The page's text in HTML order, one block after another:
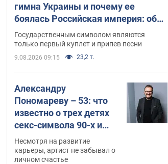
гимна Украины и почему ее
боялась Российская империя: об
этом не рассказывают в школе
Государственным символом являются
только первый куплет и припев песни
9.08.2026 09:15 23,2 т.
Александру
Пономареву – 53: что
известно о трех детях
секс-символа 90-х и
как они выглядят
Несмотря на развитие
карьеры, артист не забывал о
личном счастье